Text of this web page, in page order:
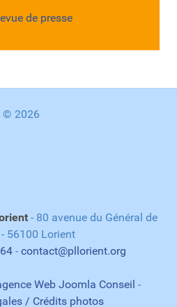
de presse
© 2026
- 80 avenue du Général de
56100 Lorient
- contact@pllorient.org
Web Joomla Conseil -
/ Crédits photos